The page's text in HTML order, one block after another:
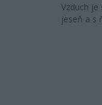
Vzduch je
jeseň a s